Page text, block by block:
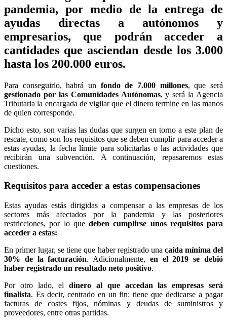
pandemia, por medio de la entrega de
ayudas directas a autónomos y
empresarios, que podrán acceder a
cantidades que asciendan desde los 3.000
hasta los 200.000 euros.
Para conseguirlo, habrá un fondo de 7.000 millones, que será
gestionado por las Comunidades Autónomas, y será la Agencia
Tributaria la encargada de vigilar que el dinero termine en las manos
de quien corresponde.
Dicho esto, son varias las dudas que surgen en torno a este plan de
rescate, como son los requisitos que se deben cumplir para acceder a
estas ayudas, la fecha límite para solicitarlas o las actividades que
recibirán una subvención. A continuación, repasaremos estas
cuestiones.
Requisitos para acceder a estas compensaciones
Estas ayudas estás dirigidas a compensar a las empresas de los
sectores más afectados por la pandemia y las posteriores
restricciones, por lo que deben cumplirse unos requisitos para
acceder a estas:
En primer lugar, se tiene que haber registrado una caída mínima del
30% de la facturación. Adicionalmente, en el 2019 se debió
haber registrado un resultado neto positivo.
Por otro lado, eldinero al que accedan las empresas será
finalista. Es decir, centrado en un fin: tiene que dedicarse a pagar
facturas de costes fijos, nóminas y deudas de suministros y
proveedores, entre otras partidas.